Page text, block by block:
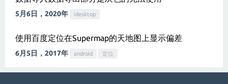
5月6日，2020年 idesktop
使用百度定位在Supermap的天地图上显示偏差
6月5日，2017年 android 定位